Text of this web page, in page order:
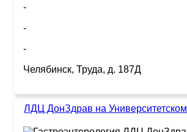
-
-
-
Челябинск, Труда, д. 187Д
ЛДЦ ДонЗдрав на Университетском